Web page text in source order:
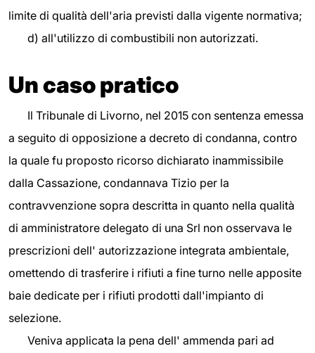
limite di qualità dell'aria previsti dalla vigente normativa;
d) all'utilizzo di combustibili non autorizzati.
Un caso pratico
Il Tribunale di Livorno, nel 2015 con sentenza emessa
a seguito di opposizione a decreto di condanna, contro
la quale fu proposto ricorso dichiarato inammissibile
dalla Cassazione, condannava Tizio per la
contravvenzione sopra descritta in quanto nella qualità
di amministratore delegato di una Srl non osservava le
prescrizioni dell' autorizzazione integrata ambientale,
omettendo di trasferire i rifiuti a fine turno nelle apposite
baie dedicate per i rifiuti prodotti dall'impianto di
selezione.
Veniva applicata la pena dell' ammenda pari ad